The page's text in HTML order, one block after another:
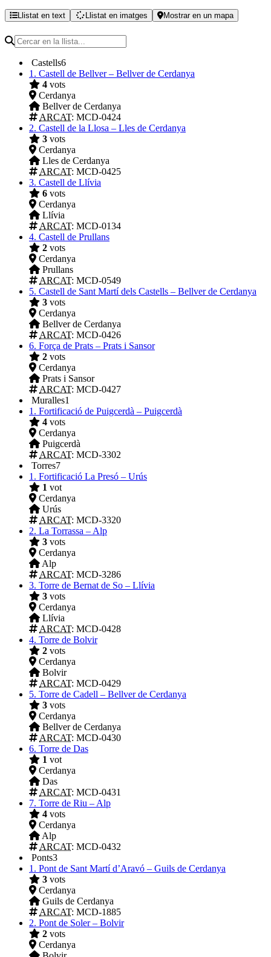
Llistat en text Llistat en imatges Mostrar en un mapa
Castells6
1. Castell de Bellver – Bellver de Cerdanya
4 vots
Cerdanya
Bellver de Cerdanya
ARCAT: MCD-0424
2. Castell de la Llosa – Lles de Cerdanya
3 vots
Cerdanya
Lles de Cerdanya
ARCAT: MCD-0425
3. Castell de Llívia
6 vots
Cerdanya
Llívia
ARCAT: MCD-0134
4. Castell de Prullans
2 vots
Cerdanya
Prullans
ARCAT: MCD-0549
5. Castell de Sant Martí dels Castells – Bellver de Cerdanya
3 vots
Cerdanya
Bellver de Cerdanya
ARCAT: MCD-0426
6. Força de Prats – Prats i Sansor
2 vots
Cerdanya
Prats i Sansor
ARCAT: MCD-0427
Muralles1
1. Fortificació de Puigcerdà – Puigcerdà
4 vots
Cerdanya
Puigcerdà
ARCAT: MCD-3302
Torres7
1. Fortificació La Presó – Urús
1 vot
Cerdanya
Urús
ARCAT: MCD-3320
2. La Torrassa – Alp
3 vots
Cerdanya
Alp
ARCAT: MCD-3286
3. Torre de Bernat de So – Llívia
3 vots
Cerdanya
Llívia
ARCAT: MCD-0428
4. Torre de Bolvir
2 vots
Cerdanya
Bolvir
ARCAT: MCD-0429
5. Torre de Cadell – Bellver de Cerdanya
3 vots
Cerdanya
Bellver de Cerdanya
ARCAT: MCD-0430
6. Torre de Das
1 vot
Cerdanya
Das
ARCAT: MCD-0431
7. Torre de Riu – Alp
4 vots
Cerdanya
Alp
ARCAT: MCD-0432
Ponts3
1. Pont de Sant Martí d’Aravó – Guils de Cerdanya
3 vots
Cerdanya
Guils de Cerdanya
ARCAT: MCD-1885
2. Pont de Soler – Bolvir
2 vots
Cerdanya